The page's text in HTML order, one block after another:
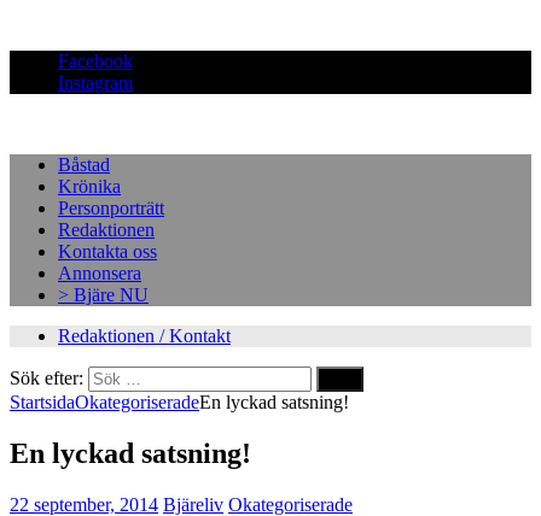
Facebook
Instagram
Båstad
Krönika
Personporträtt
Redaktionen
Kontakta oss
Annonsera
> Bjäre NU
Redaktionen / Kontakt
Sök efter:
StartsidaOkategoriseradeEn lyckad satsning!
En lyckad satsning!
22 september, 2014 Bjäreliv Okategoriserade